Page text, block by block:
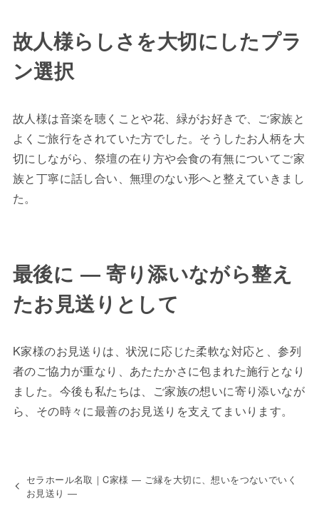
故人様らしさを大切にしたプラ
ン選択
故人様は音楽を聴くことや花、緑がお好きで、ご家族と
よくご旅行をされていた方でした。そうしたお人柄を大
切にしながら、祭壇の在り方や会食の有無についてご家
族と丁寧に話し合い、無理のない形へと整えていきまし
た。
最後に ― 寄り添いながら整え
たお見送りとして
K家様のお見送りは、状況に応じた柔軟な対応と、参列
者のご協力が重なり、あたたかさに包まれた施行となり
ました。今後も私たちは、ご家族の想いに寄り添いなが
ら、その時々に最善のお見送りを支えてまいります。
セラホール名取｜C家様 ― ご縁を大切に、想いをつないでいく
お見送り ―